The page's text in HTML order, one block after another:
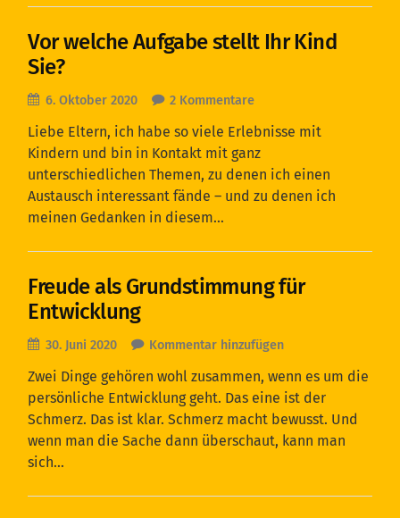
Vor welche Aufgabe stellt Ihr Kind
Sie?
6. Oktober 2020 2 Kommentare
Liebe Eltern, ich habe so viele Erlebnisse mit
Kindern und bin in Kontakt mit ganz
unterschiedlichen Themen, zu denen ich einen
Austausch interessant fände – und zu denen ich
meinen Gedanken in diesem…
Freude als Grundstimmung für
Entwicklung
30. Juni 2020 Kommentar hinzufügen
Zwei Dinge gehören wohl zusammen, wenn es um die
persönliche Entwicklung geht. Das eine ist der
Schmerz. Das ist klar. Schmerz macht bewusst. Und
wenn man die Sache dann überschaut, kann man
sich…